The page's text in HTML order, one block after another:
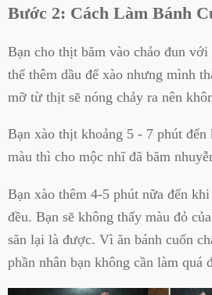
Bước 2: Cách Làm Bánh
Bạn cho thịt băm vào chảo đun
thể thêm dầu để xào nhưng mình
mỡ từ thịt sẽ nóng chảy ra nên
Bạn xào thịt khoảng 5 - 7 phút
màu thì cho mộc nhĩ đã băm
Bạn xào thêm 4-5 phút nữa đến
đều. Bạn sẽ không thấy màu đỏ
săn lại là được. Vì ăn bánh cuốn
phần nhân bạn không cần làm quá